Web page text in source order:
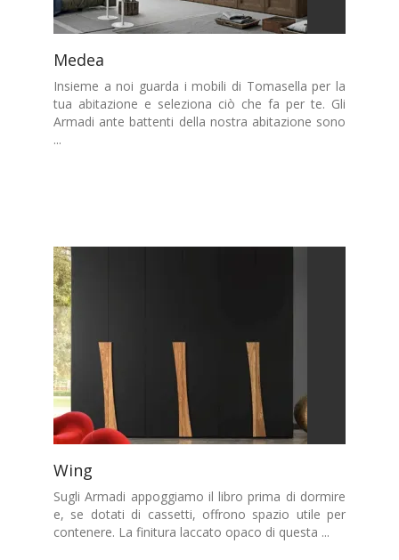
Medea
Insieme a noi guarda i mobili di Tomasella per la
tua abitazione e seleziona ciò che fa per te. Gli
Armadi ante battenti della nostra abitazione sono
...
Wing
Sugli Armadi appoggiamo il libro prima di dormire
e, se dotati di cassetti, offrono spazio utile per
contenere. La finitura laccato opaco di questa ...